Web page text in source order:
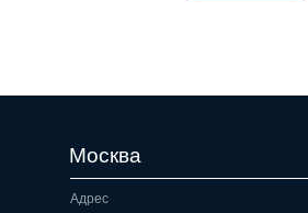
Москва
Адрес